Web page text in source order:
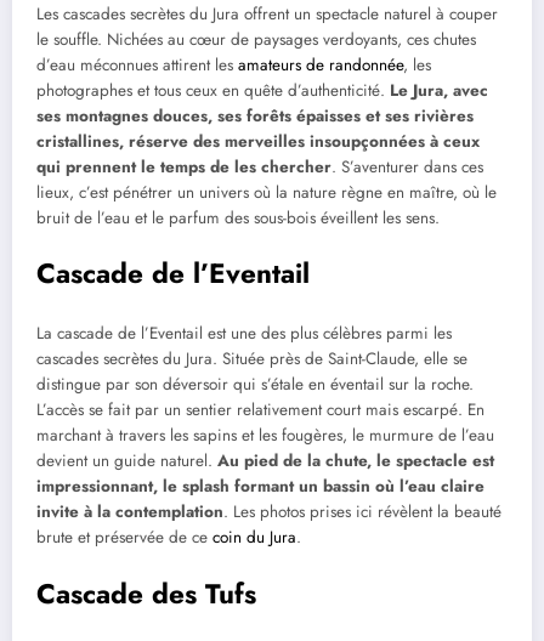
Les cascades secrètes du Jura offrent un spectacle naturel à couper
le souffle. Nichées au cœur de paysages verdoyants, ces chutes
d’eau méconnues attirent les amateurs de randonnée, les
photographes et tous ceux en quête d’authenticité. Le Jura, avec
ses montagnes douces, ses forêts épaisses et ses rivières
cristallines, réserve des merveilles insoupçonnées à ceux
qui prennent le temps de les chercher. S’aventurer dans ces
lieux, c’est pénétrer un univers où la nature règne en maître, où le
bruit de l’eau et le parfum des sous-bois éveillent les sens.
Cascade de l’Eventail
La cascade de l’Eventail est une des plus célèbres parmi les
cascades secrètes du Jura. Située près de Saint-Claude, elle se
distingue par son déversoir qui s’étale en éventail sur la roche.
L’accès se fait par un sentier relativement court mais escarpé. En
marchant à travers les sapins et les fougères, le murmure de l’eau
devient un guide naturel. Au pied de la chute, le spectacle est
impressionnant, le splash formant un bassin où l’eau claire
invite à la contemplation. Les photos prises ici révèlent la beauté
brute et préservée de ce coin du Jura.
Cascade des Tufs